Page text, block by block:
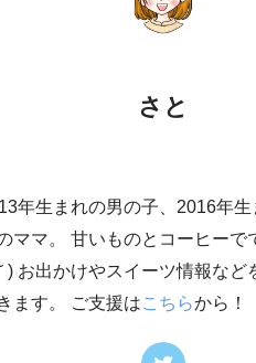
さと
年生まれの男の子、2016年
ママ。 甘いものとコーヒーで
) お出かけやスイーツ情報など
ます。 ご支援はこちらから！